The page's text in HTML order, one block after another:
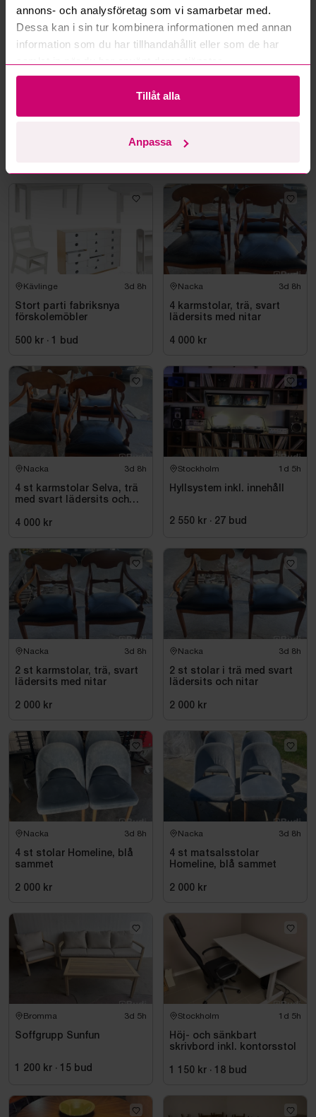
annons- och analysföretag som vi samarbetar med.
Dessa kan i sin tur kombinera informationen med annan
information som du har tillhandahållit eller som de har
Tillåt alla
Anpassa
Kan jag ångra ett bud?
Läs fler frågor och svar
Mer från samma kategori
Kävlinge 3d 8h
Stort parti fabriksnya
förskolemöbler
500 kr · bud
Nacka 3d 8h
4 karmstolar, trä, svart
lädersits med nitar
4 000 kr
Nacka 3d 8h
4 st karmstolar Selva, trä
med svart lädersits och
4 000 kr
Stockholm 1d 5h
Hyllsystem inkl. innehåll
2 550 kr · 27 bud
Nacka 3d 8h
2 st karmstolar, trä, svart
lädersits med nitar
2 000 kr
Nacka 3d 8h
2 st stolar i trä med svart
lädersits och nitar
2 000 kr
Nacka 3d 8h
4 st stolar Homeline, blå
sammet
2 000 kr
Nacka 3d 8h
4 st matsalsstolar
Homeline, blå sammet
2 000 kr
Bromma 3d 5h
Soffgrupp Sunfun
1 200 kr · 15 bud
Stockholm 1d 5h
Höj- och sänkbart
skrivbord inkl. kontorsstol
1 150 kr · 18 bud